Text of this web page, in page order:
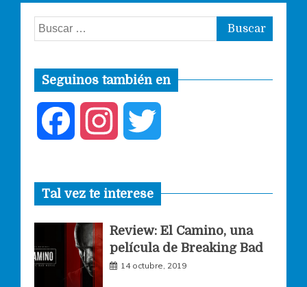
Buscar:
Seguinos también en
c
e
b
s
t
a
i
t
t
Tal vez te interese
Review: El Camino, una
película de Breaking Bad
14 octubre, 2019